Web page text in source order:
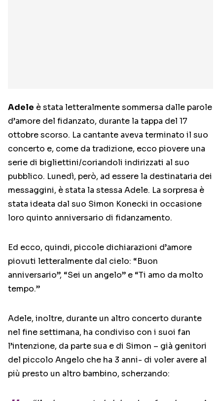
Adele è stata letteralmente sommersa dalle parole
d’amore del fidanzato, durante la tappa del 17
ottobre scorso. La cantante aveva terminato il suo
concerto e, come da tradizione, ecco piovere una
serie di bigliettini/coriandoli indirizzati al suo
pubblico. Lunedì, però, ad essere la destinataria dei
messaggini, è stata la stessa Adele. La sorpresa è
stata ideata dal suo Simon Konecki in occasione
loro quinto anniversario di fidanzamento.
Ed ecco, quindi, piccole dichiarazioni d’amore
piovuti letteralmente dal cielo: “Buon
anniversario”, “Sei un angelo” e “Ti amo da molto
tempo.”
Adele, inoltre, durante un altro concerto durante
nel fine settimana, ha condiviso con i suoi fan
l’intenzione, da parte sua e di Simon – già genitori
del piccolo Angelo che ha 3 anni- di voler avere al
più presto un altro bambino, scherzando: